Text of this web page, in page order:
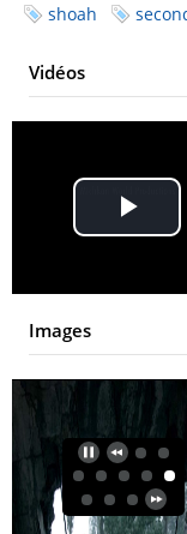
shoah
Vidéos
Play
Images